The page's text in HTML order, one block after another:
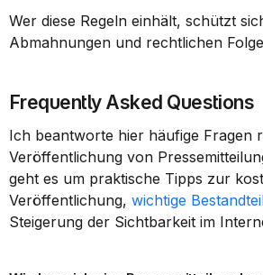
Wer diese Regeln einhält, schützt
Abmahnungen und rechtlichen
Frequently Asked Questions
Ich beantworte hier häufige Fragen
Veröffentlichung von
geht es um praktische Tipps zur
Veröffentlichung, wichtige
Steigerung der Sichtbarkeit im